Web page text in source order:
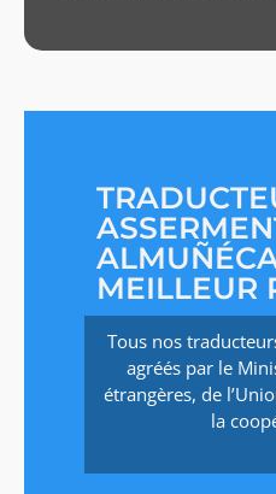
MEILLEUR
Tous nos
agréés par le
étrangères, de
la